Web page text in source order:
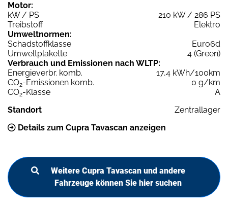
Motor:
kW / PS
210 kW / 286 PS
Treibstoff
Elektro
Umweltnormen:
Schadstoffklasse
Euro6d
Umweltplakette
4 (Green)
Verbrauch und Emissionen nach WLTP:
Energieverbr. komb.
17,4 kWh/100km
CO2-Emissionen komb.
0 g/km
CO2-Klasse
A
Standort
Zentrallager
Details zum Cupra Tavascan anzeigen
Weitere Cupra Tavascan und andere
Fahrzeuge können Sie hier suchen